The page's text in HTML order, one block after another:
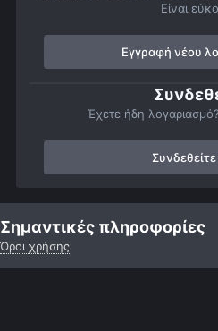
Είναι
Εγγραφή νέου
Έχετε ήδη
Αρχή Αστροφωτογραφίες
Σημαντικές πληροφορίες
Όροι χρήσης
Forum